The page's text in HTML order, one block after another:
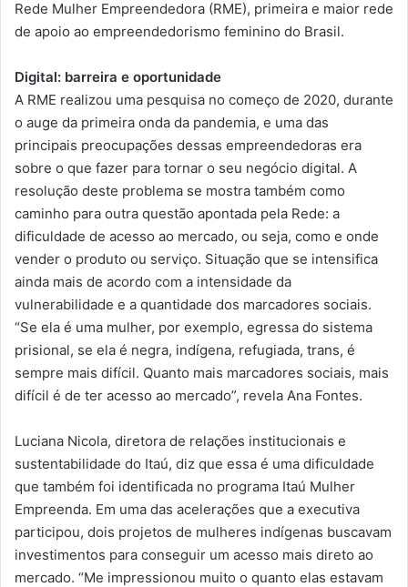
Rede Mulher Empreendedora (RME), primeira e maior rede
de apoio ao empreendedorismo feminino do Brasil.
Digital: barreira e oportunidade
A RME realizou uma pesquisa no começo de 2020, durante
o auge da primeira onda da pandemia, e uma das
principais preocupações dessas empreendedoras era
sobre o que fazer para tornar o seu negócio digital. A
resolução deste problema se mostra também como
caminho para outra questão apontada pela Rede: a
dificuldade de acesso ao mercado, ou seja, como e onde
vender o produto ou serviço. Situação que se intensifica
ainda mais de acordo com a intensidade da
vulnerabilidade e a quantidade dos marcadores sociais.
“Se ela é uma mulher, por exemplo, egressa do sistema
prisional, se ela é negra, indígena, refugiada, trans, é
sempre mais difícil. Quanto mais marcadores sociais, mais
difícil é de ter acesso ao mercado”, revela Ana Fontes.
Luciana Nicola, diretora de relações institucionais e
sustentabilidade do Itaú, diz que essa é uma dificuldade
que também foi identificada no programa Itaú Mulher
Empreenda. Em uma das acelerações que a executiva
participou, dois projetos de mulheres indígenas buscavam
investimentos para conseguir um acesso mais direto ao
mercado. “Me impressionou muito o quanto elas estavam